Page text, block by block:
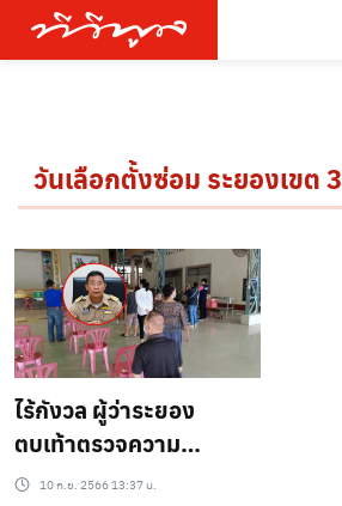
วันเลือกตั้งซ่อม ระยองเขต 3
ไร้กังวล ผู้ว่าระยอง
ตบเท้าตรวจความ
เรียบร้อย เลือกตั้งซ่อม
10 ก.ย. 2566 13:37 น.